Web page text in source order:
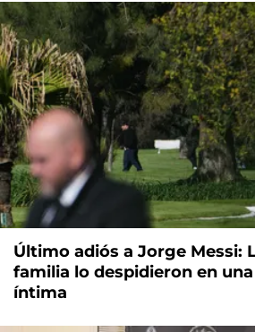
Último adiós a Jorge Messi:
familia lo despidieron en
íntima